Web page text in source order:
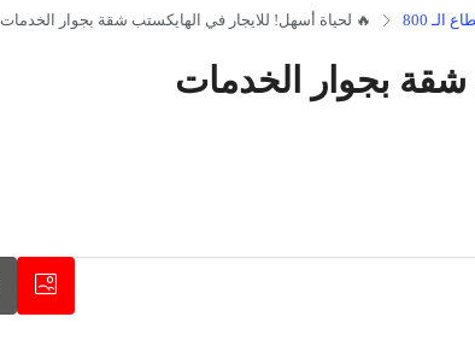
الـ 800 🔥 لحياة أسهل! للايجار في الهايكستب شقة بجوار الخدمات
شقة بجوار الخدمات